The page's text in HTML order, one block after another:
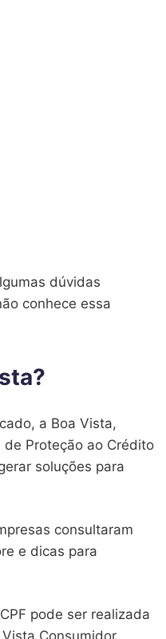
dúvidas
conhece essa
a Boa Vista,
Proteção ao Crédito
soluções para
consultaram
e dicas para
pode ser realizada
Consumidor